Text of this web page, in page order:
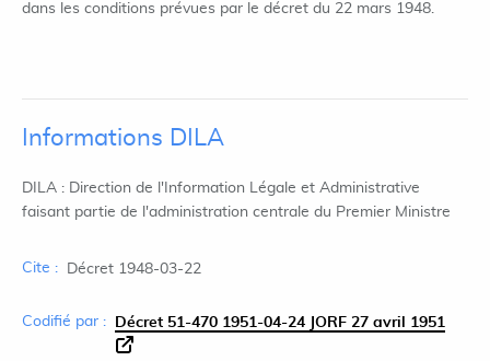
dans les conditions prévues par le décret du 22 mars 1948.
Informations DILA
DILA : Direction de l'Information Légale et Administrative
faisant partie de l'administration centrale du Premier Ministre
Cite : Décret 1948-03-22
Codifié par : Décret 51-470 1951-04-24 JORF 27 avril 1951